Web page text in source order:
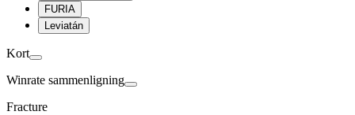
FURIA
Leviatán
Kort
Winrate sammenligning
Fracture